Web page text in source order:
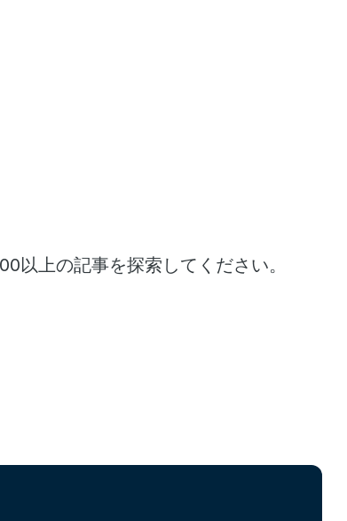
以上の記事を探索してください。